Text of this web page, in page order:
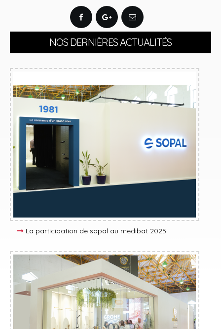
CONTACT
NOS DERNIÈRES ACTUALITÉS
La participation de sopal au medibat 2025